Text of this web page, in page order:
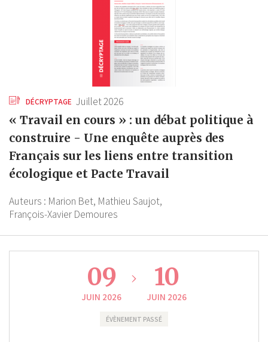
DÉCRYPTAGE Juillet 2026
« Travail en cours » : un débat politique à
construire - Une enquête auprès des
Français sur les liens entre transition
écologique et Pacte Travail
Auteurs : Marion Bet, Mathieu Saujot,
François-Xavier Demoures
09
JUIN 2026
10
JUIN 2026
ÉVÈNEMENT PASSÉ